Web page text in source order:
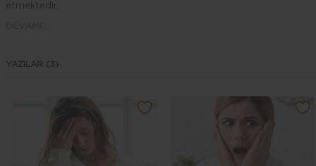
etmektedir.
Aile ve Çift Terapisi
Kabul ve Kararlılık Terapisi MMPI
Uygulama),Ge- sell Gelişim Testi,Frostig Gelişimsel Görsel
YAZILAR (3)